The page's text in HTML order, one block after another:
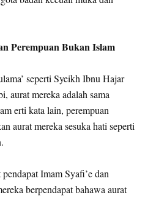
Perempuan Bukan Islam
seperti Syeikh Ibnu Hajar
aurat mereka adalah sama
erti kata lain, perempuan
aurat mereka sesuka hati seperti
Imam Syafi’e dan
berpendapat bahawa aurat